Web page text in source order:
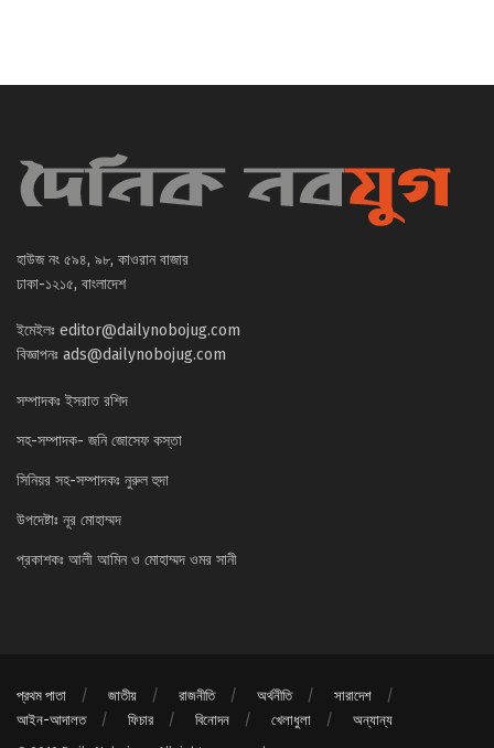
হাউজ নং ৫৯৪, ৯৮, কাওরান বাজার
ঢাকা-১২১৫, বাংলাদেশ
ইমেইলঃ editor@dailynobojug.com
বিজ্ঞাপনঃ ads@dailynobojug.com
সম্পাদকঃ ইসরাত রশিদ
সহ-সম্পাদক- জনি জোসেফ কস্তা
সিনিয়র সহ-সম্পাদকঃ নুরুল হুদা
উপদেষ্টাঃ নূর মোহাম্মদ
প্রকাশকঃ আলী আমিন ও মোহাম্মদ ওমর সানী
প্রথম পাতা জাতীয় রাজনীতি অর্থনীতি
সারাদেশ
আইন-আদালত
ফিচার বিনোদন খেলাধুলা অন্যান্য